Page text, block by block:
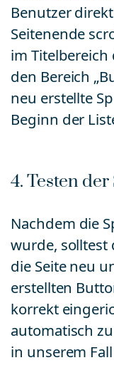
Benutzer
Seitenende
im Titelbereich
den Bereich
neu erstellte
Beginn der
4. Testen
Nachdem die
wurde, solltest
die Seite neu
erstellten
korrekt
automatisch
in unserem